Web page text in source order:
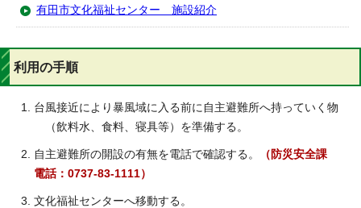
有田市文化福祉センター 施設紹介
利用の手順
台風接近により暴風域に入る前に自主避難所へ持っていく物
（飲料水、食料、寝具等）を準備する。
自主避難所の開設の有無を電話で確認する。
（防災安全課
電話：0737-83-1111）
文化福祉センターへ移動する。